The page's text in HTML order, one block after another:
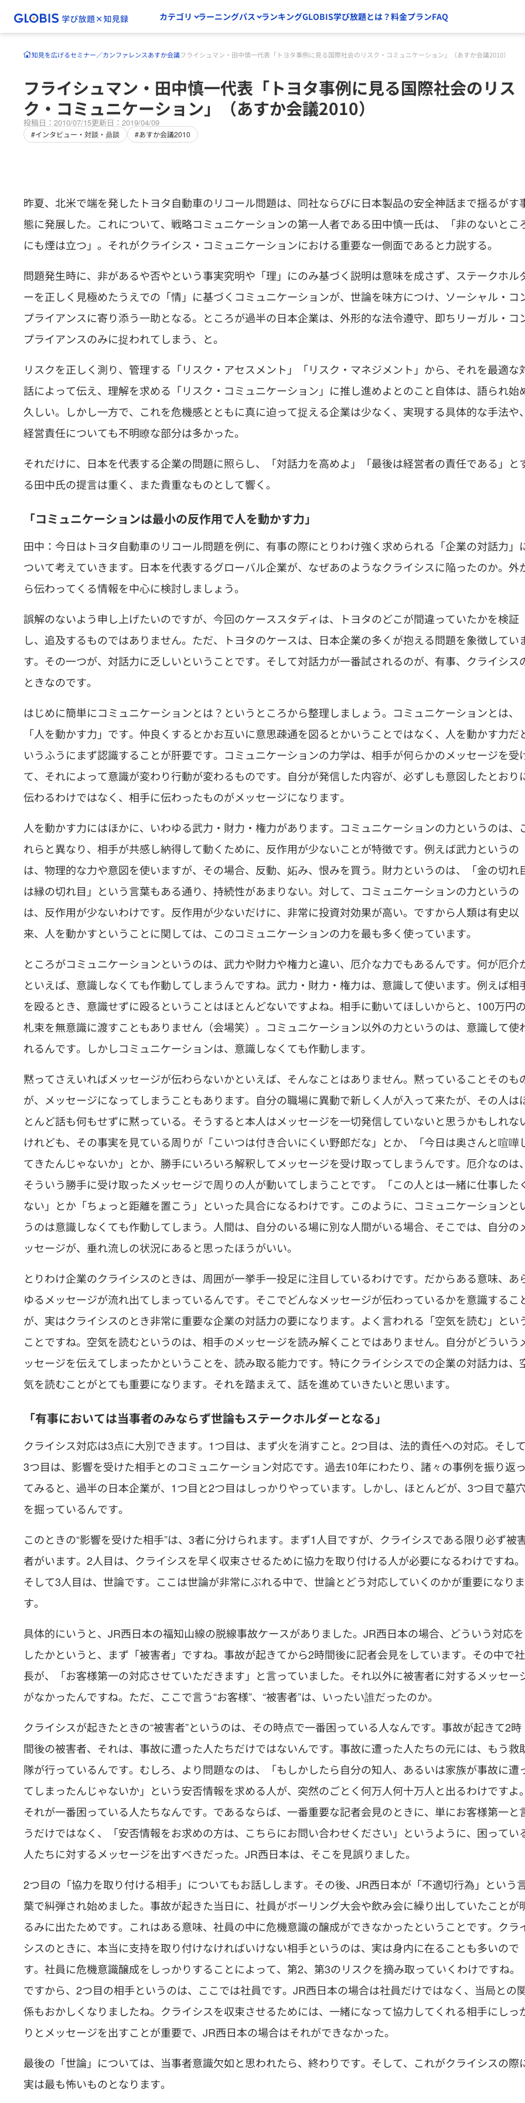
カテゴリ ラーニングパス ランキングGLOBIS学び放題とは？料金プランFAQ
知見を広げるセミナー／カンファレンスあすか会議フライシュマン・田中慎一代表「トヨタ事例に見る国際社会のリスク・コミュニケーション」（あすか会議2010）
フライシュマン・田中慎一代表「トヨタ事例に見る国際社会のリス
ク・コミュニケーション」（あすか会議2010）
投稿日：2010/07/15更新日：2019/04/09
#インタビュー・対談・鼎談 #あすか会議2010
昨夏、北米で端を発したトヨタ自動車のリコール問題は、同社ならびに日本製品の安全神話まで揺るがす
態に発展した。これについて、戦略コミュニケーションの第一人者である田中慎一氏は、「非のないとこ
にも煙は立つ」。それがクライシス・コミュニケーションにおける重要な一側面であると力説する。
問題発生時に、非があるや否やという事実究明や「理」にのみ基づく説明は意味を成さず、ステークホル
ーを正しく見極めたうえでの「情」に基づくコミュニケーションが、世論を味方につけ、ソーシャル・コ
プライアンスに寄り添う一助となる。ところが過半の日本企業は、外形的な法令遵守、即ちリーガル・コ
プライアンスのみに捉われてしまう、と。
リスクを正しく測り、管理する「リスク・アセスメント」「リスク・マネジメント」から、それを最適な
話によって伝え、理解を求める「リスク・コミュニケーション」に推し進めよとのこと自体は、語られ始
久しい。しかし一方で、これを危機感とともに真に迫って捉える企業は少なく、実現する具体的な手法や、
経営責任についても不明瞭な部分は多かった。
それだけに、日本を代表する企業の問題に照らし、「対話力を高めよ」「最後は経営者の責任である」と
る田中氏の提言は重く、また貴重なものとして響く。
「コミュニケーションは最小の反作用で人を動かす力」
田中：今日はトヨタ自動車のリコール問題を例に、有事の際にとりわけ強く求められる「企業の対話力」
ついて考えていきます。日本を代表するグローバル企業が、なぜあのようなクライシスに陥ったのか。外
ら伝わってくる情報を中心に検討しましょう。
誤解のないよう申し上げたいのですが、今回のケーススタディは、トヨタのどこが間違っていたかを検証
し、追及するものではありません。ただ、トヨタのケースは、日本企業の多くが抱える問題を象徴してい
す。その一つが、対話力に乏しいということです。そして対話力が一番試されるのが、有事、クライシス
ときなのです。
はじめに簡単にコミュニケーションとは？というところから整理しましょう。コミュニケーションとは、
「人を動かす力」です。仲良くするとかお互いに意思疎通を図るとかいうことではなく、人を動かす力だ
いうふうにまず認識することが肝要です。コミュニケーションの力学は、相手が何らかのメッセージを受
て、それによって意識が変わり行動が変わるものです。自分が発信した内容が、必ずしも意図したとおり
伝わるわけではなく、相手に伝わったものがメッセージになります。
人を動かす力にはほかに、いわゆる武力・財力・権力があります。コミュニケーションの力というのは、
れらと異なり、相手が共感し納得して動くために、反作用が少ないことが特徴です。例えば武力というの
は、物理的な力や意図を使いますが、その場合、反動、妬み、恨みを買う。財力というのは、「金の切れ
は縁の切れ目」という言葉もある通り、持続性があまりない。対して、コミュニケーションの力というの
は、反作用が少ないわけです。反作用が少ないだけに、非常に投資対効果が高い。ですから人類は有史以
来、人を動かすということに関しては、このコミュニケーションの力を最も多く使っています。
ところがコミュニケーションというのは、武力や財力や権力と違い、厄介な力でもあるんです。何が厄介
といえば、意識しなくても作動してしまうんですね。武力・財力・権力は、意識して使います。例えば相
を殴るとき、意識せずに殴るということはほとんどないですよね。相手に動いてほしいからと、100万円の
札束を無意識に渡すこともありません（会場笑）。コミュニケーション以外の力というのは、意識して使
れるんです。しかしコミュニケーションは、意識しなくても作動します。
黙ってさえいればメッセージが伝わらないかといえば、そんなことはありません。黙っていることそのも
が、メッセージになってしまうこともあります。自分の職場に異動で新しく人が入って来たが、その人は
とんど話も何もせずに黙っている。そうすると本人はメッセージを一切発信していないと思うかもしれな
けれども、その事実を見ている周りが「こいつは付き合いにくい野郎だな」とか、「今日は奥さんと喧嘩
てきたんじゃないか」とか、勝手にいろいろ解釈してメッセージを受け取ってしまうんです。厄介なのは、
そういう勝手に受け取ったメッセージで周りの人が動いてしまうことです。「この人とは一緒に仕事した
ない」とか「ちょっと距離を置こう」といった具合になるわけです。このように、コミュニケーションと
うのは意識しなくても作動してしまう。人間は、自分のいる場に別な人間がいる場合、そこでは、自分の
ッセージが、垂れ流しの状況にあると思ったほうがいい。
とりわけ企業のクライシスのときは、周囲が一挙手一投足に注目しているわけです。だからある意味、あ
ゆるメッセージが流れ出てしまっているんです。そこでどんなメッセージが伝わっているかを意識するこ
が、実はクライシスのとき非常に重要な企業の対話力の要になります。よく言われる「空気を読む」とい
ことですね。空気を読むというのは、相手のメッセージを読み解くことではありません。自分がどういう
ッセージを伝えてしまったかということを、読み取る能力です。特にクライシシスでの企業の対話力は、
気を読むことがとても重要になります。それを踏まえて、話を進めていきたいと思います。
「有事においては当事者のみならず世論もステークホルダーとなる」
クライシス対応は3点に大別できます。1つ目は、まず火を消すこと。2つ目は、法的責任への対応。そして
3つ目は、影響を受けた相手とのコミュニケーション対応です。過去10年にわたり、諸々の事例を振り返っ
てみると、過半の日本企業が、1つ目と2つ目はしっかりやっています。しかし、ほとんどが、3つ目で墓穴
を掘っているんです。
このときの“影響を受けた相手”は、3者に分けられます。まず1人目ですが、クライシスである限り必ず被
者がいます。2人目は、クライシスを早く収束させるために協力を取り付ける人が必要になるわけですね。
そして3人目は、世論です。ここは世論が非常にぶれる中で、世論とどう対応していくのかが重要になりま
す。
具体的にいうと、JR西日本の福知山線の脱線事故ケースがありました。JR西日本の場合、どういう対応を
したかというと、まず「被害者」ですね。事故が起きてから2時間後に記者会見をしています。その中で社
長が、「お客様第一の対応させていただきます」と言っていました。それ以外に被害者に対するメッセー
がなかったんですね。ただ、ここで言う“お客様”、“被害者”は、いったい誰だったのか。
クライシスが起きたときの“被害者”というのは、その時点で一番困っている人なんです。事故が起きて2時
間後の被害者、それは、事故に遭った人たちだけではないんです。事故に遭った人たちの元には、もう救
隊が行っているんです。むしろ、より問題なのは、「もしかしたら自分の知人、あるいは家族が事故に遭
てしまったんじゃないか」という安否情報を求める人が、突然のごとく何万人何十万人と出るわけですよ。
それが一番困っている人たちなんです。であるならば、一番重要な記者会見のときに、単にお客様第一と
うだけではなく、「安否情報をお求めの方は、こちらにお問い合わせください」というように、困ってい
人たちに対するメッセージを出すべきだった。JR西日本は、そこを見誤りました。
2つ目の「協力を取り付ける相手」についてもお話しします。その後、JR西日本が「不適切行為」という
葉で糾弾され始めました。事故が起きた当日に、社員がボーリング大会や飲み会に繰り出していたことが
るみに出たためです。これはある意味、社員の中に危機意識の醸成ができなかったということです。クラ
シスのときに、本当に支持を取り付けなければいけない相手というのは、実は身内に在ることも多いので
す。社員に危機意識醸成をしっかりすることによって、第2、第3のリスクを摘み取っていくわけですね。
ですから、2つ目の相手というのは、ここでは社員です。JR西日本の場合は社員だけではなく、当局との
係もおかしくなりましたね。クライシスを収束させるためには、一緒になって協力してくれる相手にしっ
りとメッセージを出すことが重要で、JR西日本の場合はそれができなかった。
最後の「世論」については、当事者意識欠如と思われたら、終わりです。そして、これがクライシスの際
実は最も怖いものとなります。